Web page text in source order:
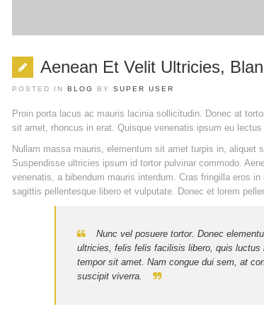
Aenean Et Velit Ultricies,
POSTED IN BLOG BY SUPER USER
Proin porta lacus ac mauris lacinia sollicitudin. Donec at
sit amet, rhoncus in erat. Quisque venenatis ipsum eu
Nullam massa mauris, elementum sit amet turpis in,
Suspendisse ultricies ipsum id tortor pulvinar commodo.
venenatis, a bibendum mauris interdum. Cras fringilla eros
sagittis pellentesque libero et vulputate. Donec et lorem
Nunc vel posuere tortor. Donec
ultricies, felis felis facilisis libero, quis
tempor sit amet. Nam congue dui sem, at
suscipit viverra.